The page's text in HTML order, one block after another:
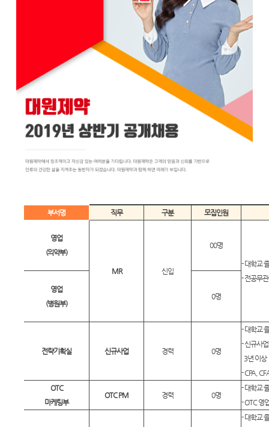
부서명 직무 구분 모집인원
영업
(의약부)
MR 신입
00명
- 대학교
- 전공무관
영업
(병원부)
0명
전략기획실 신규사업 경력 0명
- 대학교
- 신규사
3년 이상
- CPA,
OTC
마케팅부
OTC PM 경력 0명
- 대학교
- OTC 영
- 대학교